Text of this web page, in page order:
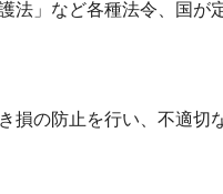
法」など各種法令、国が
損の防止を行い、不適切